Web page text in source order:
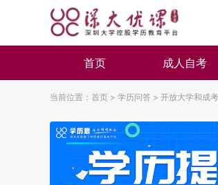
首页 成人自考
当前位置： 首页 > 学历问答 > 开放大学和成